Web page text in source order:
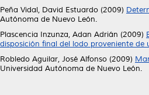
Peña Vidal, David Estuardo (2009)
Autónoma de Nuevo León.
Plascencia Inzunza, Adan Adrián (2009)
disposición final del lodo proveniente
Robledo Aguilar, José Alfonso (2009)
Universidad Autónoma de Nuevo León.